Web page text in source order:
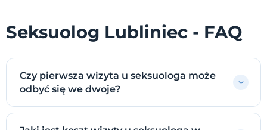
Seksuolog Lubliniec - FAQ
Czy pierwsza wizyta u seksuologa może
odbyć się we dwoje?